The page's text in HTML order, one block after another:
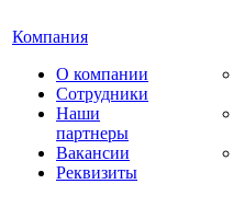
Компания
О компании
Сотрудники
Наши
партнеры
Вакансии
Реквизиты